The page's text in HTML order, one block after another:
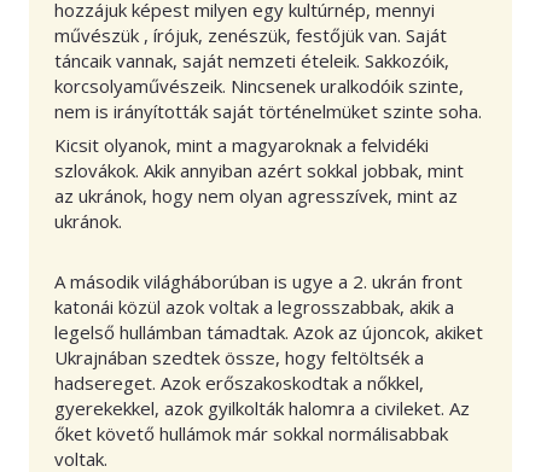
hozzájuk képest milyen egy kultúrnép, mennyi
művészük , írójuk, zenészük, festőjük van. Saját
táncaik vannak, saját nemzeti ételeik. Sakkozóik,
korcsolyaművészeik. Nincsenek uralkodóik szinte,
nem is irányították saját történelmüket szinte soha.
Kicsit olyanok, mint a magyaroknak a felvidéki
szlovákok. Akik annyiban azért sokkal jobbak, mint
az ukránok, hogy nem olyan agresszívek, mint az
ukránok.
A második világháborúban is ugye a 2. ukrán front
katonái közül azok voltak a legrosszabbak, akik a
legelső hullámban támadtak. Azok az újoncok, akiket
Ukrajnában szedtek össze, hogy feltöltsék a
hadsereget. Azok erőszakoskodtak a nőkkel,
gyerekekkel, azok gyilkolták halomra a civileket. Az
őket követő hullámok már sokkal normálisabbak
voltak.